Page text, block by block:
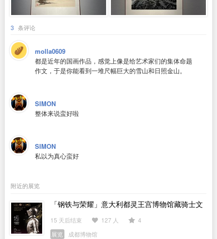
3 条评论
molla0609
都是近年的国画作品，感觉上像是给艺术家们的集体命题
作文，于是你能看到一堆尺幅巨大的雪山和日照金山。
SIMON
整体来说蛮好啦
SIMON
私以为真心蛮好
附近的展览
「钢铁与荣耀」意大利都灵王宫博物馆藏骑士文
物展
15 天后结束 127 人
4
展览
成都博物馆